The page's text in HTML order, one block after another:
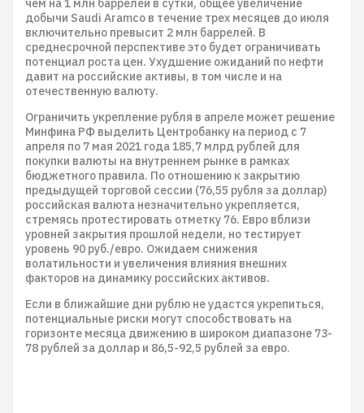
чем на 1 млн баррелей в сутки, общее увеличение
добычи Saudi Aramco в течение трех месяцев до июля
включительно превысит 2 млн баррелей. В
среднесрочной перспективе это будет ограничивать
потенциал роста цен. Ухудшение ожиданий по нефти
давит на российские активы, в том числе и на
отечественную валюту.
Ограничить укрепление рубля в апреле может решение
Минфина РФ выделить Центробанку на период с 7
апреля по 7 мая 2021 года 185,7 млрд рублей для
покупки валюты на внутреннем рынке в рамках
бюджетного правила. По отношению к закрытию
предыдущей торговой сессии (76,55 рубля за доллар)
российская валюта незначительно укрепляется,
стремясь протестировать отметку 76. Евро вблизи
уровней закрытия прошлой недели, но тестирует
уровень 90 руб./евро. Ожидаем снижения
волатильности и увеличения влияния внешних
факторов на динамику российских активов.
Если в ближайшие дни рублю не удастся укрепиться,
потенциальные риски могут способствовать на
горизонте месяца движению в широком диапазоне 73-
78 рублей за доллар и 86,5-92,5 рублей за евро.